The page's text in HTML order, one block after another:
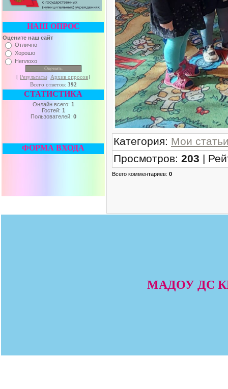
НАШ ОПРОС
Оцените наш сайт
Отлично
Хорошо
Неплохо
[ Результаты· Архив опросов]
Всего ответов: 392
СТАТИСТИКА
Онлайн всего: 1
Гостей: 1
Пользователей: 0
ФОРМА ВХОДА
Категория: Мои
Просмотров: 203 |
Всего комментариев: 0
МАДОУ ДС